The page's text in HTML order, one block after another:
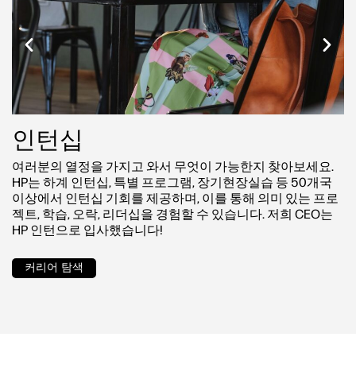
인턴십
여러분의 열정을 가지고 와서 무엇이 가능한지 찾아보세요.
HP는 하계 인턴십, 특별 프로그램, 장기현장실습 등 50개국
이상에서 인턴십 기회를 제공하며, 이를 통해 의미 있는 프로
젝트, 학습, 오락, 리더십을 경험할 수 있습니다. 저희 CEO는
HP 인턴으로 입사했습니다!
커리어 탐색